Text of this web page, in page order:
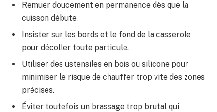
Remuer doucement en permanence dès que la
cuisson débute.
Insister sur les bords et le fond de la casserole
pour décoller toute particule.
Utiliser des ustensiles en bois ou silicone pour
minimiser le risque de chauffer trop vite des zones
précises.
Éviter toutefois un brassage trop brutal qui